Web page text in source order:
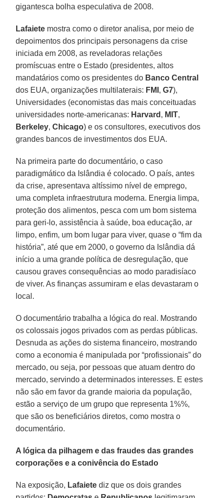
gigantesca bolha especulativa de 2008.
Lafaiete mostra como o diretor analisa, por meio de
depoimentos dos principais personagens da crise
iniciada em 2008, as reveladoras relações
promíscuas entre o Estado (presidentes, altos
mandatários como os presidentes do Banco Central
dos EUA, organizações multilaterais: FMI ,G7),
Universidades (economistas das mais conceituadas
universidades norte-americanas: Harvard , MIT,
Berkeley,Chicago) e os consultores, executivos dos
grandes bancos de investimentos dos EUA.
Na primeira parte do documentário, o caso
paradigmático da Islândia é colocado. O país, antes
da crise, apresentava altíssimo nível de emprego,
uma completa infraestrutura moderna. Energia limpa,
proteção dos alimentos, pesca com um bom sistema
para geri-lo, assistência à saúde, boa educação, ar
limpo, enfim, um bom lugar para viver, quase o “fim da
história”, até que em 2000, o governo da Islândia dá
início a uma grande política de desregulação, que
causou graves consequências ao modo paradisíaco
de viver. As finanças assumiram e elas devastaram o
local.
O documentário trabalha a lógica do real. Mostrando
os colossais jogos privados com as perdas públicas.
Desnuda as ações do sistema financeiro, mostrando
como a economia é manipulada por “profissionais” do
mercado, ou seja, por pessoas que atuam dentro do
mercado, servindo a determinados interesses. E estes
não são em favor da grande maioria da população,
estão a serviço de um grupo que representa 1%%,
que são os beneficiários diretos, como mostra o
documentário.
A lógica da pilhagem e das fraudes das grandes
corporações e a conivência do Estado
Na exposição, Lafaiete diz que os dois grandes